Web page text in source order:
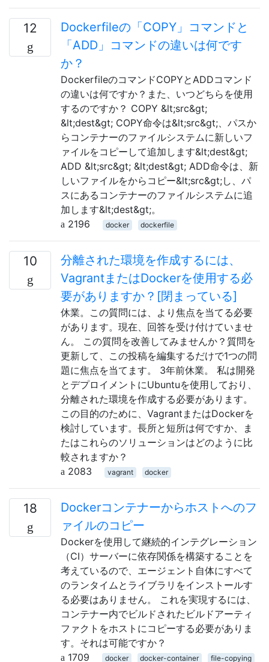
12
Dockerfileの「COPY」コマンドと
「ADD」コマンドの違いは何です
か？
DockerfileのコマンドCOPYとADDコマンド
の違いは何ですか？また、いつどちらを使用
するのですか？ COPY &lt;src&gt;
&lt;dest&gt; COPY命令は&lt;src&gt;、パスか
らコンテナーのファイルシステムに新しいフ
ァイルをコピーして追加します&lt;dest&gt;
ADD &lt;src&gt; &lt;dest&gt; ADD命令は、新
しいファイルをからコピー&lt;src&gt;し、パ
スにあるコンテナーのファイルシステムに追
加します&lt;dest&gt;。
2196
docker dockerfile
10
分離された環境を作成するには、
VagrantまたはDockerを使用する必
要がありますか？[閉まっている]
休業。この質問には、より焦点を当てる必要
があります。現在、回答を受け付けていませ
ん。 この質問を改善してみませんか？質問を
更新して、この投稿を編集するだけで1つの問
題に焦点を当てます。 3年前休業。 私は開発
とデプロイメントにUbuntuを使用しており、
分離された環境を作成する必要があります。
この目的のために、VagrantまたはDockerを
検討しています。長所と短所は何ですか、ま
たはこれらのソリューションはどのように比
較されますか？
2083
vagrant docker
18
Dockerコンテナーからホストへのフ
ァイルのコピー
Dockerを使用して継続的インテグレーション
（CI）サーバーに依存関係を構築することを
考えているので、エージェント自体にすべて
のランタイムとライブラリをインストールす
る必要はありません。 これを実現するには、
コンテナー内でビルドされたビルドアーティ
ファクトをホストにコピーする必要がありま
す。それは可能ですか？
1709
docker docker-container file-copying